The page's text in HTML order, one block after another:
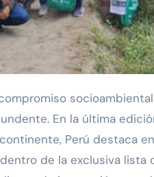
En la última
Perú destaca
de la exclusiva lista